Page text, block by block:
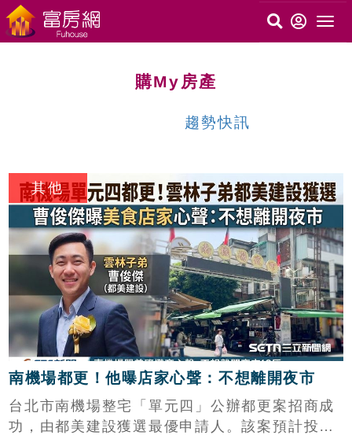
購My房產
趨勢快訊
其他
南機場都更！他曝店家心聲：不想離開夜市
台北市南機場整宅「單元四」公辦都更案招商成
功，由都美建設獲選最優申請人。該案預計投資